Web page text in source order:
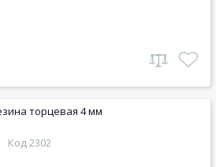
Код 2302